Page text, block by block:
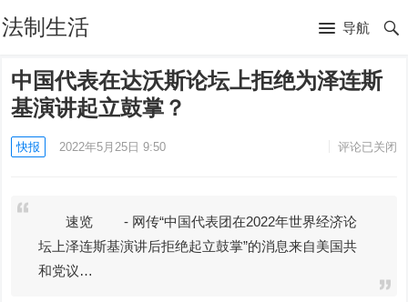
法制生活 导航
中国代表在达沃斯论坛上拒绝为泽连斯
基演讲起立鼓掌？
快报 2022年5月25日 9:50 评论已关闭
速览 - 网传“中国代表团在2022年世界经济论
坛上泽连斯基演讲后拒绝起立鼓掌”的消息来自美国共
和党议…